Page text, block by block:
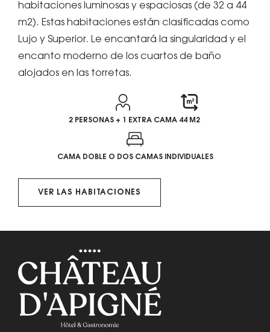
habitaciones luminosas y espaciosas (de 32 a 44
m2). Estas habitaciones están clasificadas como
Lujo y Superior. Le encantará la singularidad y el
encanto moderno de los cuartos de baño
alojados en las torretas.
2 PERSONAS + 1 EXTRA CAMA 44 M2
CAMA DOBLE O DOS CAMAS INDIVIDUALES
VER LAS HABITACIONES